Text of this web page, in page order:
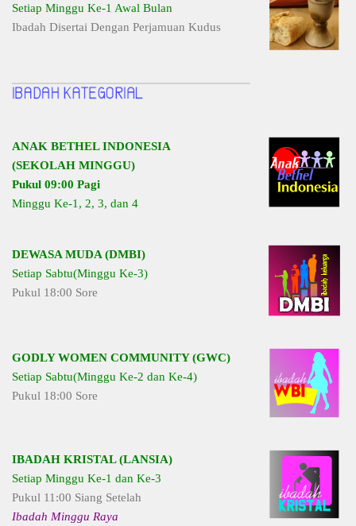
Setiap Minggu Ke-1 Awal Bulan
Ibadah Disertai Dengan Perjamuan Kudus
ANAK BETHEL INDONESIA
(SEKOLAH MINGGU)
Pukul 09:00 Pagi
Minggu Ke-1, 2, 3, dan 4
DEWASA MUDA (DMBI)
Setiap Sabtu(Minggu Ke-3)
Pukul 18:00 Sore
GODLY WOMEN COMMUNITY (GWC)
Setiap Sabtu(Minggu Ke-2 dan Ke-4)
Pukul 18:00 Sore
IBADAH KRISTAL (LANSIA)
Setiap Minggu Ke-1 dan Ke-3
Pukul 11:00 Siang Setelah
Ibadah Minggu Raya